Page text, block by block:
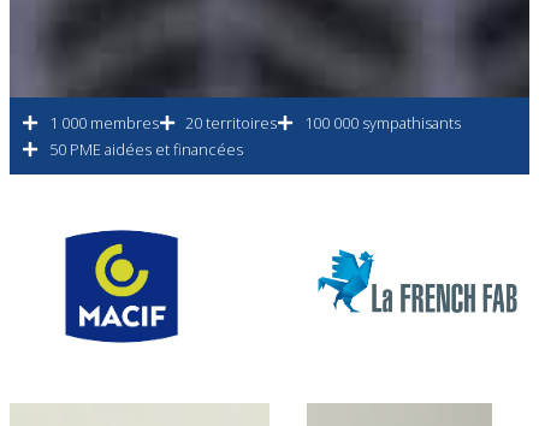
1 000 membres 20 territoires
100 000 sympathisants
50 PME aidées et financées